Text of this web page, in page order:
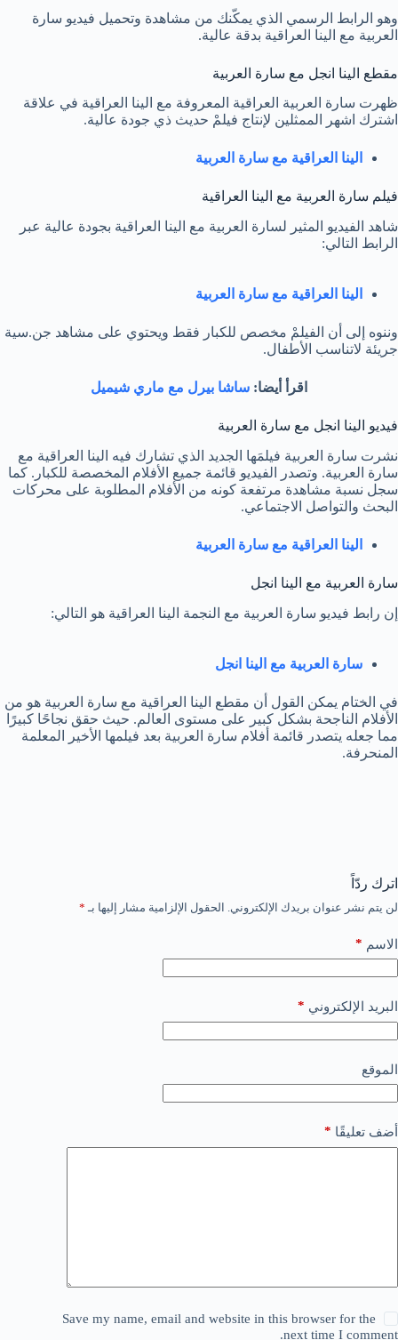
وهو الرابط الرسمي الذي يمكّنك من مشاهدة وتحميل فيديو سارة
العربية مع الينا العراقية بدقة عالية.
مقطع الينا انجل مع سارة العربية
ظهرت سارة العربية العراقية المعروفة مع الينا العراقية في علاقة
اشترك اشهر الممثلين لإنتاج فيلمْ حديث ذي جودة عالية.
الينا العراقية مع سارة العربية
فيلم سارة العربية مع الينا العراقية
شاهد الفيديو المثير لسارة العربية مع الينا العراقية بجودة عالية عبر
الرابط التالي:
الينا العراقية مع سارة العربية
وننوه إلى أن الفيلمْ مخصص للكبار فقط ويحتوي على مشاهد جن.سية
جريئة لاتناسب الأطفال.
اقرأ أيضا: ساشا بيرل مع ماري شيميل
فيديو الينا انجل مع سارة العربية
نشرت سارة العربية فيلمَها الجديد الذي تشارك فيه الينا العراقية مع
سارة العربية. وتصدر الفيديو قائمة جميع الأفلام المخصصة للكبار. كما
سجل نسبة مشاهدة مرتفعة كونه من الأفلام المطلوبة على محركات
البحث والتواصل الاجتماعي.
الينا العراقية مع سارة العربية
سارة العربية مع الينا انجل
إن رابط فيديو سارة العربية مع النجمة الينا العراقية هو التالي:
سارة العربية مع الينا انجل
في الختام يمكن القول أن مقطع الينا العراقية مع سارة العربية هو من
الأفلام الناجحة بشكل كبير على مستوى العالم. حيث حقق نجاحًا كبيرًا
مما جعله يتصدر قائمة أفلام سارة العربية بعد فيلمها الأخير المعلمة
المنحرفة.
اترك ردّاً
لن يتم نشر عنوان بريدك الإلكتروني. الحقول الإلزامية مشار إليها بـ *
الاسم *
البريد الإلكتروني *
الموقع
أضف تعليقًا *
Save my name, email and website in this browser for the
next time I comment.